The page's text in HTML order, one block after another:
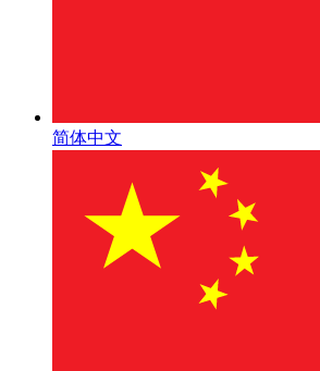
简体中文